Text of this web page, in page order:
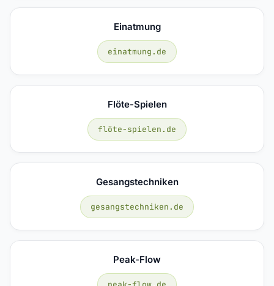
Einatmung
einatmung.de
Flöte-Spielen
flöte-spielen.de
Gesangstechniken
gesangstechniken.de
Peak-Flow